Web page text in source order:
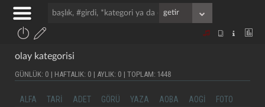
olay kategorisi
GÜNLÜK: 0 | HAFTALIK: 0 | AYLIK: 0 | TOPLAM: 1448
ALFA TARI ADET GÖRÜ YAZA AOBA AOGI FOTO